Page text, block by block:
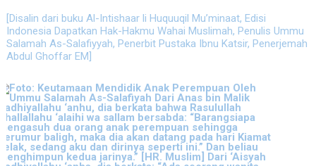
[Disalin dari buku Al-Intishaar li Huquuqil Mu’minaat, Edisi
Indonesia Dapatkan Hak-Hakmu Wahai Muslimah, Penulis Ummu
Salamah As-Salafiyyah, Penerbit Pustaka Ibnu Katsir, Penerjemah
Abdul Ghoffar EM]